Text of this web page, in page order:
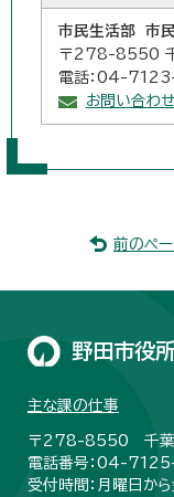
市民生活部 市
〒278-8550 千
電話：04-
お問い合わ
前のペ
野田市役
主な課の仕事
〒278-8550 千葉
電話番号：04-7125-
受付時間：月曜日か